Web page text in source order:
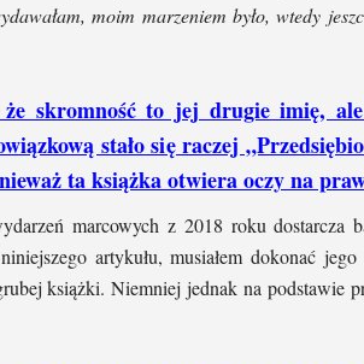
moim marzeniem było, wtedy
skromność to jej drugie imię,
stało się raczej
ta książka otwiera oczy na
marcowych z 2018 roku dostarcza
artykułu, musiałem dokonać
książki. Niemniej jednak na podstawie